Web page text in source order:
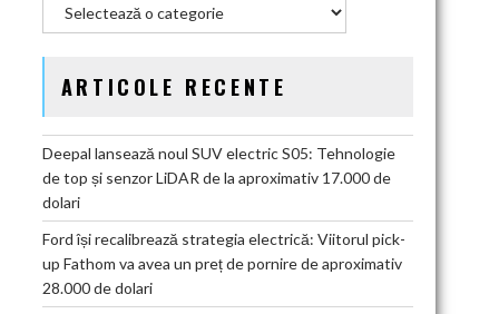
ARTICOLE RECENTE
Deepal lansează noul SUV electric S05: Tehnologie
de top și senzor LiDAR de la aproximativ 17.000 de
dolari
Ford își recalibrează strategia electrică: Viitorul pick-
up Fathom va avea un preț de pornire de aproximativ
28.000 de dolari